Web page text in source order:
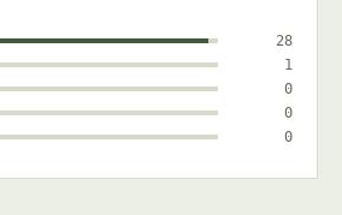
28
1
0
0
0